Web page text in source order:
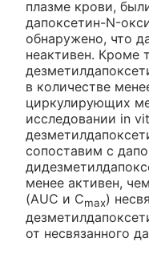
плазме крови,
дапоксетин-N-
обнаружено, что
неактивен. Кроме
в количестве
циркулирующих
исследовании in
сопоставим с
менее активен,
(AUC и Cmax)
от несвязанного